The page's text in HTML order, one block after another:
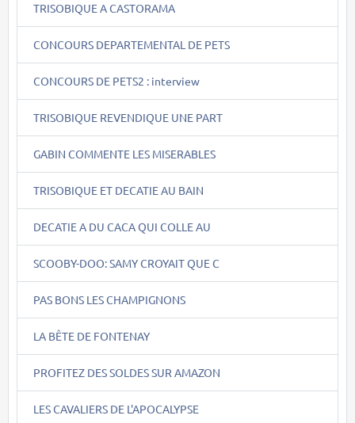
TRISOBIQUE A CASTORAMA
CONCOURS DEPARTEMENTAL DE PETS
CONCOURS DE PETS2 : interview
TRISOBIQUE REVENDIQUE UNE PART
GABIN COMMENTE LES MISERABLES
TRISOBIQUE ET DECATIE AU BAIN
DECATIE A DU CACA QUI COLLE AU
SCOOBY-DOO: SAMY CROYAIT QUE C
PAS BONS LES CHAMPIGNONS
LA BÊTE DE FONTENAY
PROFITEZ DES SOLDES SUR AMAZON
LES CAVALIERS DE L'APOCALYPSE